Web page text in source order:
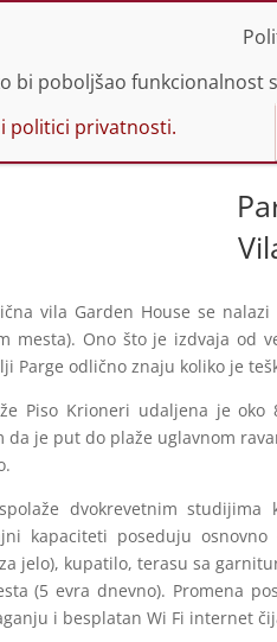
vila Garden House se
mesta). Ono što je izdvaja od
Parge odlično znaju koliko je
Piso Krioneri udaljena je
da je put do plaže uglavnom
dvokrevetnim
kapaciteti poseduju
jelo), kupatilo, terasu sa
(5 evra dnevno). Promena
i besplatan Wi Fi internet
bi poboljšao funkcionalnost
politici privatnosti.